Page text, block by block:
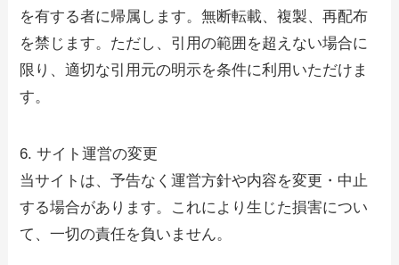
を有する者に帰属します。無断転載、複製、再配布
を禁じます。ただし、引用の範囲を超えない場合に
限り、適切な引用元の明示を条件に利用いただけま
す。
6. サイト運営の変更
当サイトは、予告なく運営方針や内容を変更・中止
する場合があります。これにより生じた損害につい
て、一切の責任を負いません。